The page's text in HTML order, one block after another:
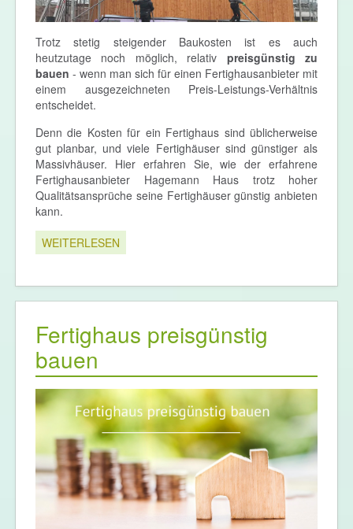
Trotz stetig steigender Baukosten ist es auch
heutzutage noch möglich, relativ preisgünstig zu
bauen - wenn man sich für einen Fertighausanbieter mit
einem ausgezeichneten Preis-Leistungs-Verhältnis
entscheidet.
Denn die Kosten für ein Fertighaus sind üblicherweise
gut planbar, und viele Fertighäuser sind günstiger als
Massivhäuser. Hier erfahren Sie, wie der erfahrene
Fertighausanbieter Hagemann Haus trotz hoher
Qualitätsansprüche seine Fertighäuser günstig anbieten
kann.
WEITERLESEN
Fertighaus preisgünstig
bauen